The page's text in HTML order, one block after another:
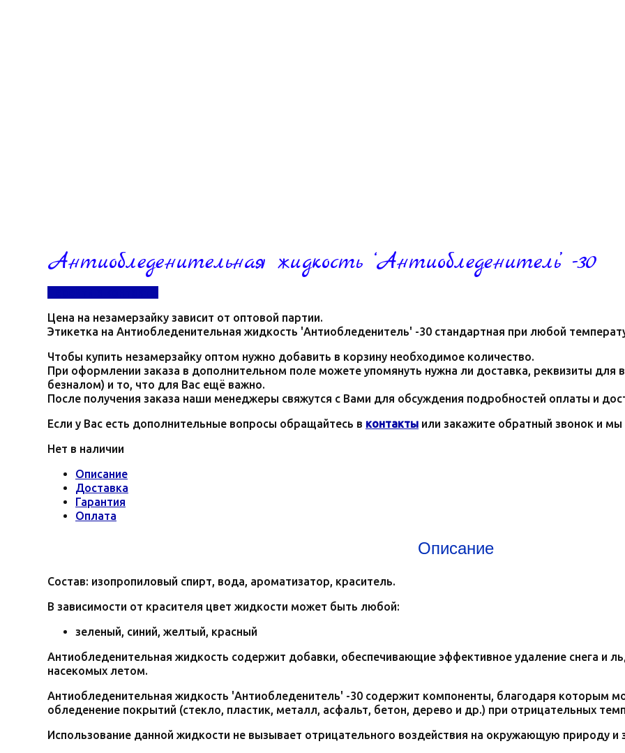
Антиобледенительная жидкость ‘Антиобледенитель’ -30
Цена на незамерзайку зависит от оптовой партии.
Этикетка на Антиобледенительная жидкость 'Антиобледенитель' -30 стандартная при любой
Чтобы купить незамерзайку оптом нужно добавить в корзину необходимое количество.
При оформлении заказа в дополнительном поле можете упомянуть нужна ли доставка, реквизиты для
безналом) и то, что для Вас ещё важно.
После получения заказа наши менеджеры свяжутся с Вами для обсуждения подробностей оплаты и
Если у Вас есть дополнительные вопросы обращайтесь в контакты или закажите обратный звонок и
Нет в наличии
Описание
Доставка
Гарантия
Оплата
Описание
Состав: изопропиловый спирт, вода, ароматизатор, краситель.
В зависимости от красителя цвет жидкости может быть любой:
зеленый, синий, желтый, красный
Антиобледенительная жидкость содержит добавки, обеспечивающие эффективное удаление снега и
насекомых летом.
Антиобледенительная жидкость 'Антиобледенитель' -30 содержит компоненты, благодаря которым
обледенение покрытий (стекло, пластик, металл, асфальт, бетон, дерево и др.) при отрицательных
Использование данной жидкости не вызывает отрицательного воздействия на окружающую природу и